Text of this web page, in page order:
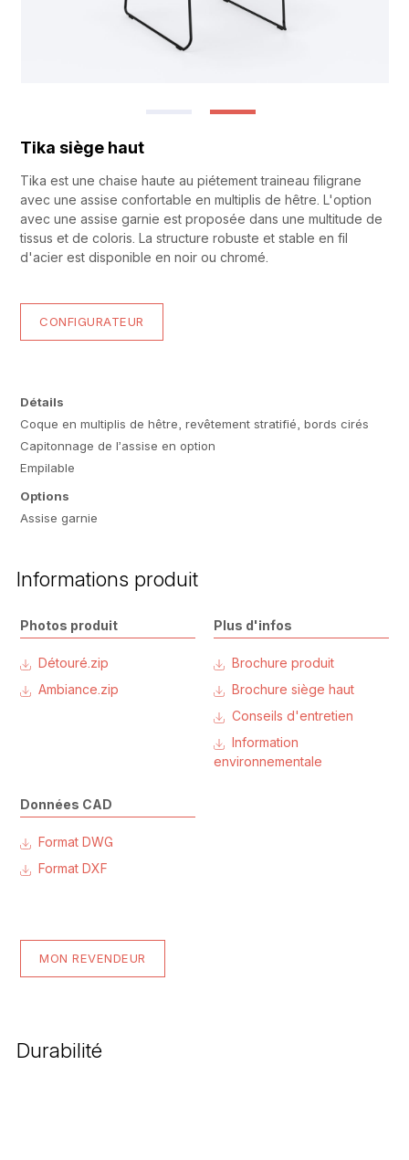
Tika siège haut
Tika est une chaise haute au piétement traineau filigrane
avec une assise confortable en multiplis de hêtre. L'option
avec une assise garnie est proposée dans une multitude de
tissus et de coloris. La structure robuste et stable en fil
d'acier est disponible en noir ou chromé.
CONFIGURATEUR
Détails
Coque en multiplis de hêtre, revêtement stratifié, bords cirés
Capitonnage de l’assise en option
Empilable
Options
Assise garnie
Informations produit
Photos produit
Détouré.zip
Ambiance.zip
Plus d'infos
Brochure produit
Brochure siège haut
Conseils d'entretien
Information
environnementale
Données CAD
Format DWG
Format DXF
MON REVENDEUR
Durabilité